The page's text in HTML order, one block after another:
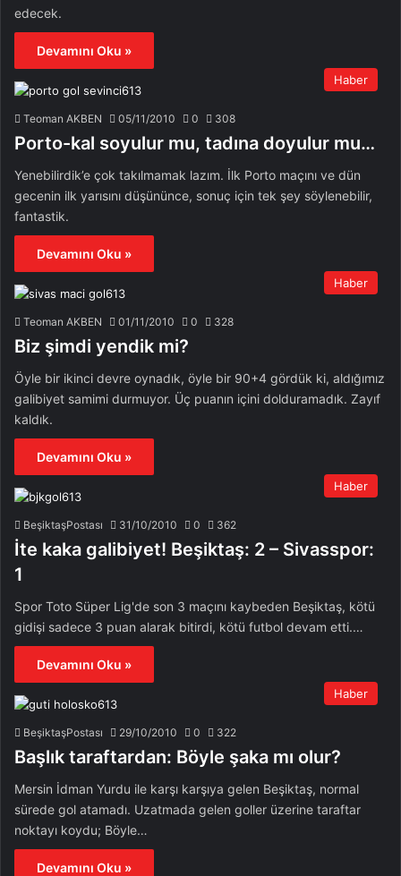
edecek.
Devamını Oku »
Haber
Teoman AKBEN 05/11/2010 0 308
Porto-kal soyulur mu, tadına doyulur mu…
Yenebilirdik’e çok takılmamak lazım. İlk Porto maçını ve dün
gecenin ilk yarısını düşününce, sonuç için tek şey söylenebilir,
fantastik.
Devamını Oku »
Haber
Teoman AKBEN 01/11/2010 0 328
Biz şimdi yendik mi?
Öyle bir ikinci devre oynadık, öyle bir 90+4 gördük ki, aldığımız
galibiyet samimi durmuyor. Üç puanın içini dolduramadık. Zayıf
kaldık.
Devamını Oku »
Haber
BeşiktaşPostası 31/10/2010 0 362
İte kaka galibiyet! Beşiktaş: 2 – Sivasspor:
1
Spor Toto Süper Lig'de son 3 maçını kaybeden Beşiktaş, kötü
gidişi sadece 3 puan alarak bitirdi, kötü futbol devam etti.…
Devamını Oku »
Haber
BeşiktaşPostası 29/10/2010 0 322
Başlık taraftardan: Böyle şaka mı olur?
Mersin İdman Yurdu ile karşı karşıya gelen Beşiktaş, normal
sürede gol atamadı. Uzatmada gelen goller üzerine taraftar
noktayı koydu; Böyle…
Devamını Oku »